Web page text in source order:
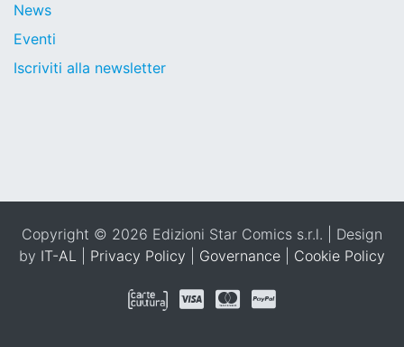
News
Eventi
Iscriviti alla newsletter
Copyright © 2026 Edizioni Star Comics s.r.l. | Design
by IT-AL Privacy Policy Governance Cookie Policy